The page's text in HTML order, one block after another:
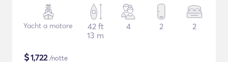
Yacht a motore
42 ft
13 m
4 2 2
$1,722/notte